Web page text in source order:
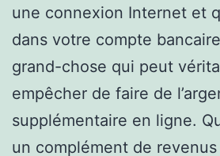
une connexion Internet et
dans votre compte
grand-chose qui peut
empêcher de faire de
supplémentaire en ligne.
un complément de